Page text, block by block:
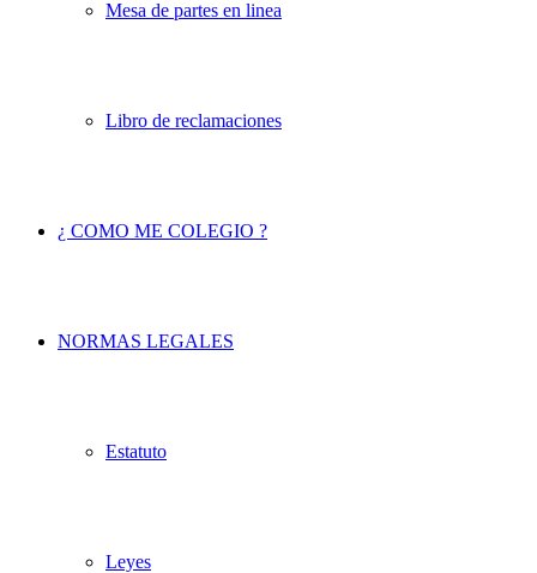
Mesa de partes en linea
Libro de reclamaciones
¿ COMO ME COLEGIO ?
NORMAS LEGALES
Estatuto
Leyes